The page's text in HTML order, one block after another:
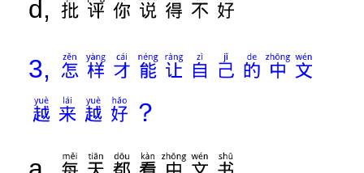
d,
3, 怎样才能让自己的中文
越来越好？
每天都看中文书